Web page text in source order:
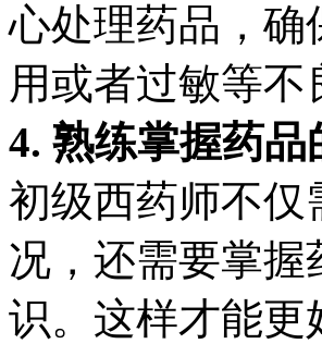
心处理药品，确
用或者过敏等不
4. 熟练掌握药品
初级西药师不仅
况，还需要掌
识。这样才能更